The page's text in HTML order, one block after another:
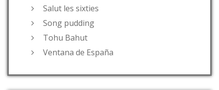
Salut les sixties
Song pudding
Tohu Bahut
Ventana de España